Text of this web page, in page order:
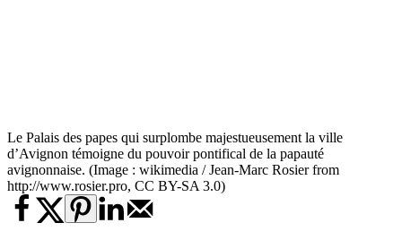
Le Palais des papes qui surplombe majestueusement la ville
d’Avignon témoigne du pouvoir pontifical de la papauté
avignonnaise. (Image : wikimedia / Jean-Marc Rosier from
http://www.rosier.pro, CC BY-SA 3.0)